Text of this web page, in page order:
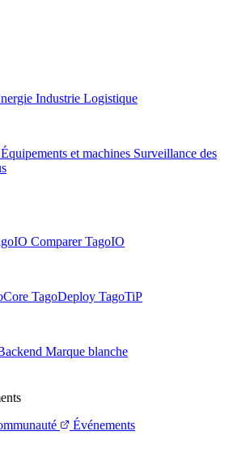
Industrie Logistique
Équipements et machines Surveillance des
Comparer TagoIO
TagoDeploy TagoTiP
Marque blanche
Événements